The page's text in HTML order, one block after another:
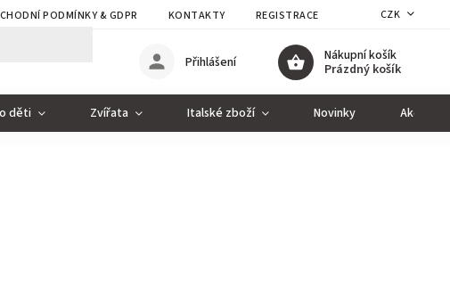
PODMÍNKY & GDPR KONTAKTY REGISTRACE CZK
Nákupní košík
Prázdný košík
Přihlášení
děti Zvířata Italské zboží Novinky Akce